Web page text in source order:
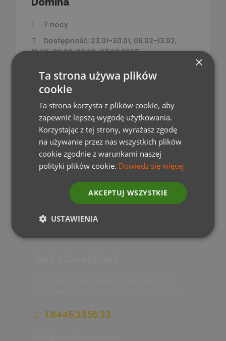
7 nocy
Dostępność: 23.01-30.01, 06.02-13.02,
13.02-20.02, 20.02-27.02.2027
od
950 EUR
ZOBACZ SZCZEGÓŁY
1.8445.3356.33
×
Ta strona używa plików
cookie
Ta strona korzysta z plików cookie, aby
zapewnić lepszą wygodę użytkowania.
Korzystając z tej strony, wyrażasz zgodę
na używanie przez nas wszystkich plików
cookie zgodnie z warunkami naszej
polityki plików cookie. Dowiedz się więcej
AKCEPTUJ WSZYSTKIE
USTAWIENIA